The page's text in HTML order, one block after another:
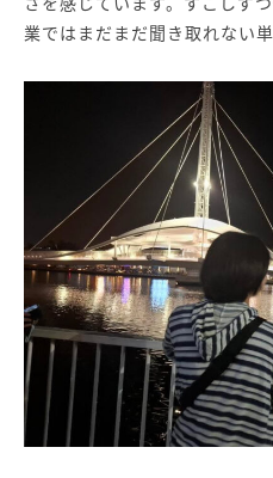
業ではまだまだ聞き取れない